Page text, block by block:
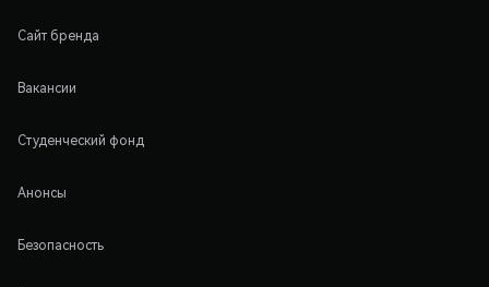
Сайт бренда
Вакансии
Студенческий фонд
Анонсы
Безопасность